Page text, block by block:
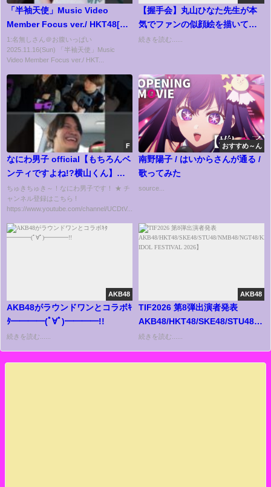
「半袖天使」Music Video
Member Focus ver./ HKT48[公
式] #hkt48 #半袖天使
1:名無しさん＠お腹いっぱい
2025.11.16(Sun) 「半袖天使」Music
Video Member Focus ver./ HKT...
【握手会】丸山ひなた先生が本
気でファンの似顔絵を描いてく
れる！！【AKB48まるちゃん】
続きを読む......
F
なにわ男子 official【もちろんベ
ンティですよね!?横山くん】緊
急開催の横山会第２弾です！
ちゅきちゅき～！なにわ男子です！ ★ チ
ャンネル登録はこちら !
https://www.youtube.com/channel/UCDtV...
おすすめ～ん
南野陽子 / はいからさんが通る /
歌ってみた
source...
AKB48
AKB48がラウンドワンとコラボｷ
ﾀ━━━━(ﾟ∀ﾟ)━━━━!!
続きを読む......
AKB48
TIF2026 第8弾出演者発表
AKB48/HKT48/SKE48/STU48/
IDOL FESTIVAL 2026】
続きを読む......